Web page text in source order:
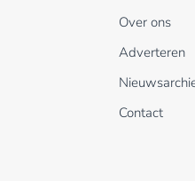
Over ons
Adverteren
Contact